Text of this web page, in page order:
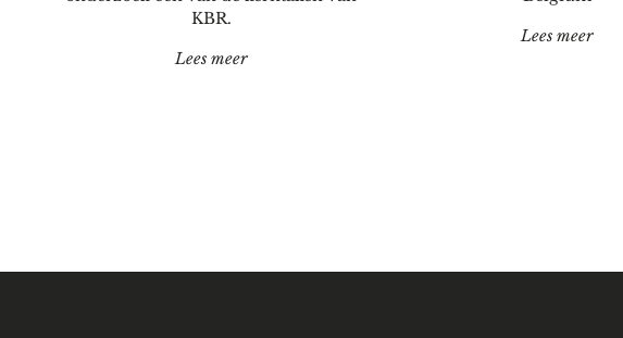
KBR.
Lees meer"Onderzoek"
Lees meer"In